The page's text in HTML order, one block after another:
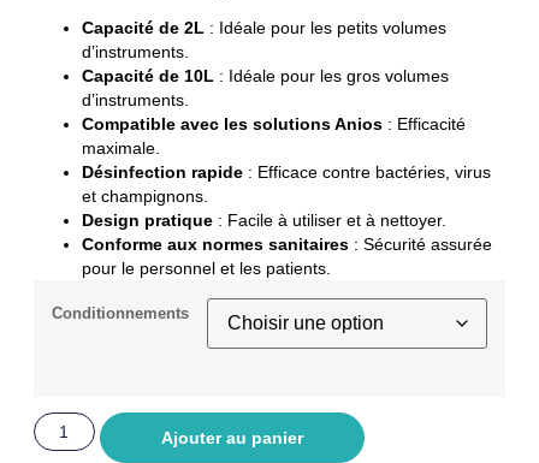
Capacité de 2L: Idéale pour les petits volumes
d’instruments.
Capacité de 10L: Idéale pour les gros volumes
d’instruments.
Compatible avec les solutions Anios: Efficacité
maximale.
Désinfection rapide: Efficace contre bactéries, virus
et champignons.
Design pratique: Facile à utiliser et à nettoyer.
Conforme aux normes sanitaires: Sécurité assurée
pour le personnel et les patients.
Conditionnements
Ajouter au panier